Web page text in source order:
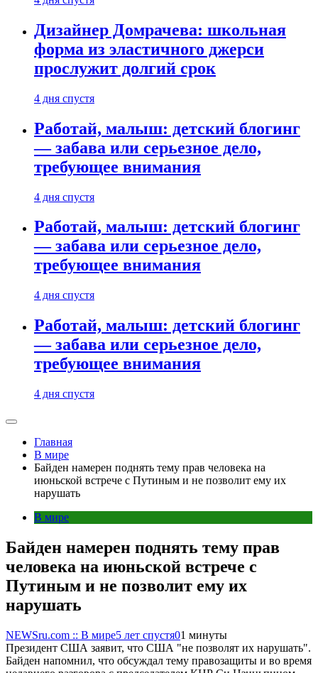
Дизайнер Домрачева: школьная
форма из эластичного джерси
прослужит долгий срок
4 дня спустя
Работай, малыш: детский блогинг
— забава или серьезное дело,
требующее внимания
4 дня спустя
Работай, малыш: детский блогинг
— забава или серьезное дело,
требующее внимания
4 дня спустя
Работай, малыш: детский блогинг
— забава или серьезное дело,
требующее внимания
4 дня спустя
Главная
В мире
Байден намерен поднять тему прав человека на
июньской встрече с Путиным и не позволит ему их
нарушать
В мире
Байден намерен поднять тему прав
человека на июньской встрече с
Путиным и не позволит ему их
нарушать
NEWSru.com :: В мире5 лет спустя01 минуты
Президент США заявит, что США "не позволят их нарушать".
Байден напомнил, что обсуждал тему правозащиты и во время